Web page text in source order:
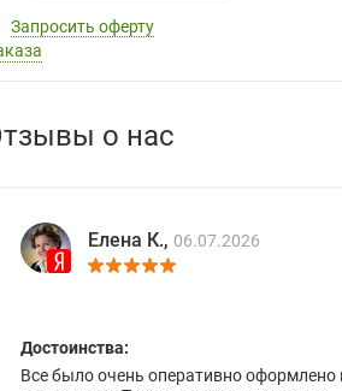
Запросить оферту
о нас
Елена К., 06.07.2026
Достоинства:
Все было очень оперативно оформлено